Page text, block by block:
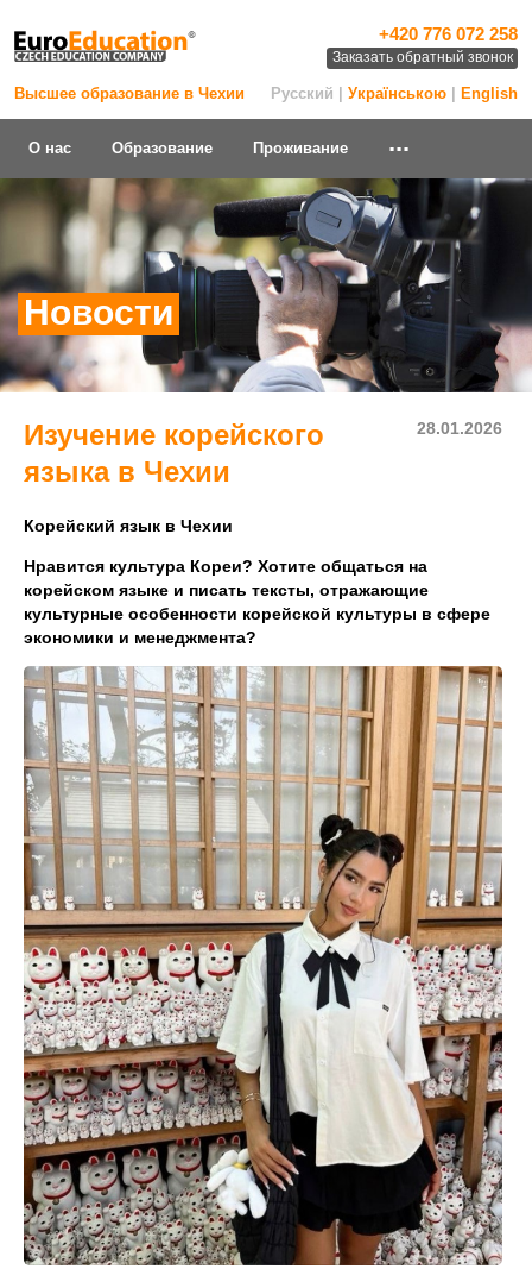
Высшее образование в Чехии
+420 776 072 258
Заказать обратный звонок
Русский | Українською English
О нас Образование Проживание ...
Новости
28.01.2026
Изучение корейского
языка в Чехии
Корейский язык в Чехии
Нравится культура Кореи? Хотите общаться на
корейском языке и писать тексты, отражающие
культурные особенности корейской культуры в сфере
экономики и менеджмента?